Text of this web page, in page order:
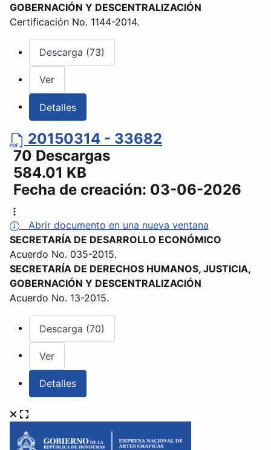
GOBERNACIÓN Y DESCENTRALIZACIÓN
Certificación No. 1144-2014.
Descarga (73)
Ver
Detalles
20150314 - 33682
70 Descargas
584.01 KB
Fecha de creación: 03-06-2026
Abrir documento en una nueva ventana
SECRETARÍA DE DESARROLLO ECONÓMICO
Acuerdo No. 035-2015.
SECRETARÍA DE DERECHOS HUMANOS, JUSTICIA,
GOBERNACIÓN Y DESCENTRALIZACIÓN
Acuerdo No. 13-2015.
Descarga (70)
Ver
Detalles